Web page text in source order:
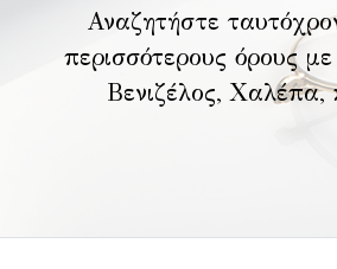
Αναζητήστε
περισσότερους όρους
Βενιζέλος, Χαλέπα,